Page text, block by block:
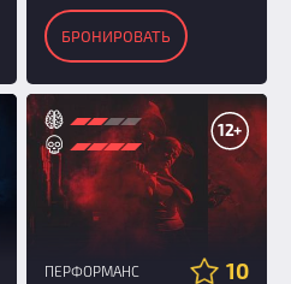
БРОНИРОВАТЬ
12+
ПЕРФОРМАНС 10